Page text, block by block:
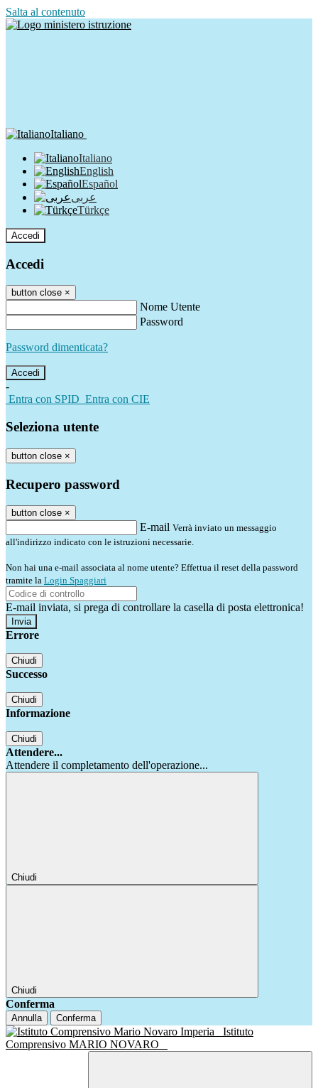
Salta al contenuto
Italiano
Italiano
English
Español
عربى
Türkçe
Accedi
Accedi
button close ×
Nome Utente
Password
Password dimenticata?
-
Entra con SPID Entra con CIE
Seleziona utente
button close ×
Recupero password
button close ×
E-mail Verrà inviato un messaggio
all'indirizzo indicato con le istruzioni necessarie.
Non hai una e-mail associata al nome utente? Effettua il reset della password
tramite la Login Spaggiari
E-mail inviata, si prega di controllare la casella di posta elettronica!
Errore
Chiudi
Successo
Chiudi
Informazione
Chiudi
Attendere...
Attendere il completamento dell'operazione...
Chiudi
Chiudi
Conferma
Annulla Conferma
Istituto
Comprensivo MARIO NOVARO